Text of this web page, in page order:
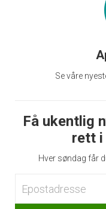
Se våre
Få ukentlig
rett i
Hver søndag får